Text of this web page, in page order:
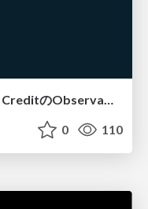
GitHub CopilotのFinOps - AI CreditのObservabilityと価値を生むためのエージェント設計
0 110